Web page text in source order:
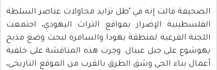
الصحيفة قالت إنه في "ظل تزايد محاولات عناصر السلطة
الفلسطينية الإضرار بمواقع التراث اليهودي، اجتمعت
اللجنة الفرعية لمنطقة يهودا والسامرة لبحث وضع مذبح
يهوشوع على جبل عيبال. وجرت هذه المناقشة على خلفية
أعمال بناء الحي وشق الطرق بالقرب من الموقع التاريخي،